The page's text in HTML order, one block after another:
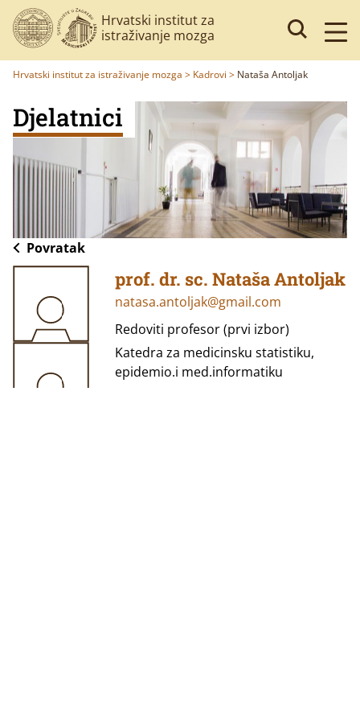
Hrvatski institut za
istraživanje mozga
Hrvatski institut za istraživanje mozga > Kadrovi > Nataša Antoljak
Djelatnici
Povratak
prof. dr. sc. Nataša Antoljak
natasa.antoljak@gmail.com
Redoviti profesor (prvi izbor)
Katedra za medicinsku statistiku,
epidemio.i med.informatiku